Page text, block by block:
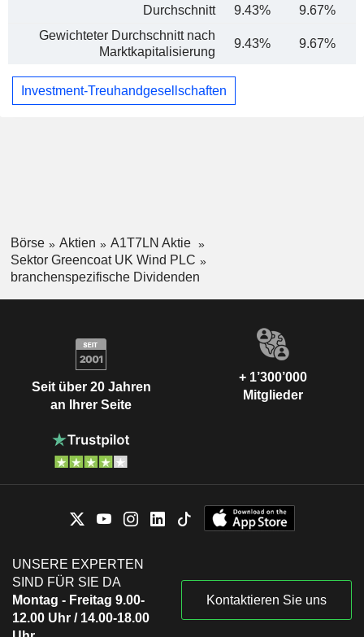
Durchschnitt
9.43%
9.67%
Gewichteter Durchschnitt nach
Marktkapitalisierung
9.43% 9.67%
Investment-Treuhandgesellschaften
Börse Aktien
A1T7LN Aktie
Sektor Greencoat UK Wind PLC
branchenspezifische Dividenden
Seit über 20 Jahren
an Ihrer Seite
+ 1’300’000
Mitglieder
UNSERE EXPERTEN
SIND FÜR SIE DA
Montag - Freitag 9.00-
12.00 Uhr / 14.00-18.00
Kontaktieren Sie uns